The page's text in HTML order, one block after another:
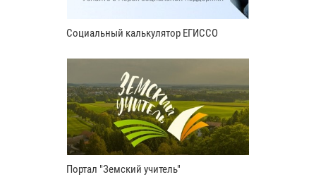
Социальный калькулятор ЕГИССО
Портал "Земский учитель"